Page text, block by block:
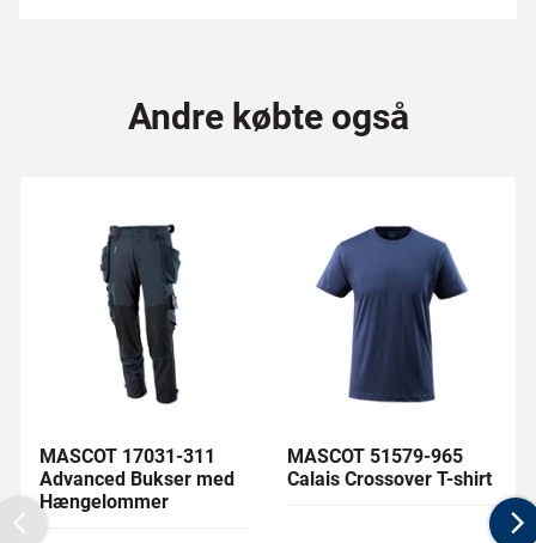
Andre købte også
MASCOT 17031-311
Advanced Bukser med
Hængelommer
MASCOT 51579-965
Calais Crossover T-shirt